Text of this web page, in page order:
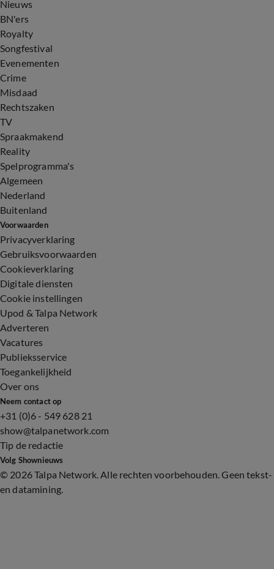
Nieuws
BN'ers
Royalty
Songfestival
Evenementen
Crime
Misdaad
Rechtszaken
TV
Spraakmakend
Reality
Spelprogramma's
Algemeen
Nederland
Buitenland
Voorwaarden
Privacyverklaring
Gebruiksvoorwaarden
Cookieverklaring
Digitale diensten
Cookie instellingen
Upod & Talpa Network
Adverteren
Vacatures
Publieksservice
Toegankelijkheid
Over ons
Neem contact op
+31 (0)6 - 549 628 21
show@talpanetwork.com
Tip de redactie
Volg Shownieuws
© 2026 Talpa Network. Alle rechten voorbehouden. Geen tekst-
en datamining.